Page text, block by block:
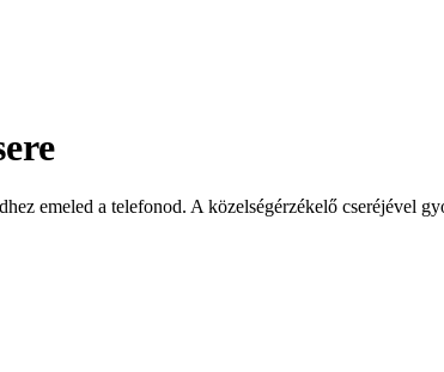
emeled a telefonod. A közelségérzékelő cseréjével